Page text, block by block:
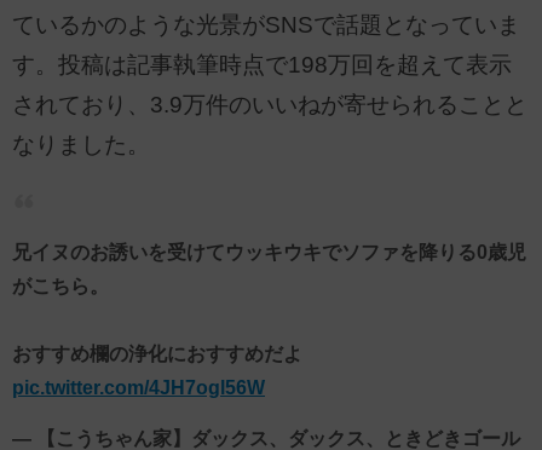
ているかのような光景がSNSで話題となっていま
す。投稿は記事執筆時点で198万回を超えて表示
されており、3.9万件のいいねが寄せられることと
なりました。
兄イヌのお誘いを受けてウッキウキでソファを降りる0歳児
がこちら。
おすすめ欄の浄化におすすめだよ
pic.twitter.com/4JH7ogl56W
— 【こうちゃん家】ダックス、ダックス、ときどきゴール